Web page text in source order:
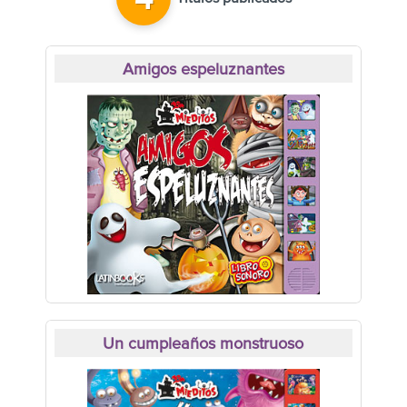
Amigos espeluznantes
Un cumpleaños monstruoso